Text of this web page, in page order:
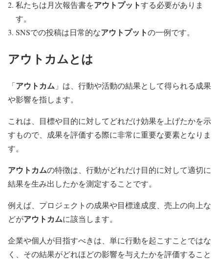
私たちは月次報告書をアウトプットする必要がありま
す。
SNSでの投稿は日常的なアウトプットの一例です。
アウトカムとは
「アウトカム 」は、行動や活動の結果として得られる成果
や影響を指します。
これは、目標や目的に対してどれだけ効果を上げたかを示
すもので、成果を評価する際に非常に重要な要素となりま
す。
アウトカムの特徴は、行動がどれだけ目的に対して適切に
結果を生み出したかを測定することです。
例えば、プロジェクトの成果や目標達成度、売上の向上な
どがアウトカムに該当します。
企業や個人が目指すべきは、単に行動を起こすことではな
く、その結果がどれほどの影響を与えたかを評価すること